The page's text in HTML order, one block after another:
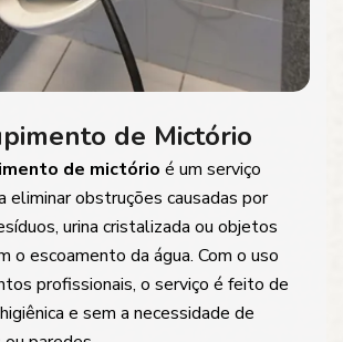
de Mictório
de mictório é um serviço
eliminar obstruções causadas por
urina cristalizada ou objetos
o escoamento da água. Com o uso
profissionais, o serviço é feito de
e sem a necessidade de